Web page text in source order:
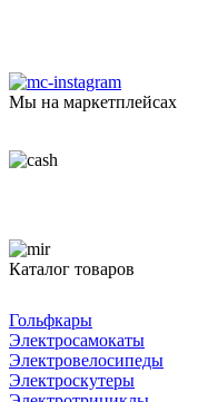
Мы на маркетплейсах
Каталог товаров
Гольфкары
Электросамокаты
Электровелосипеды
Электроскутеры